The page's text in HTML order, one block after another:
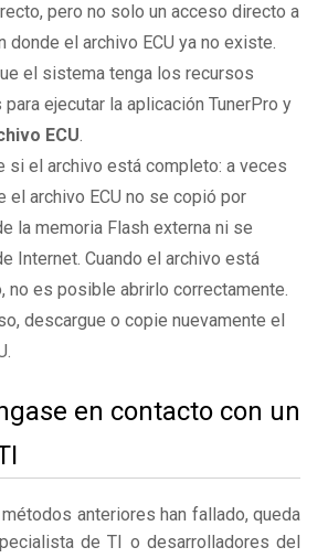
pero no solo un acceso directo a
donde el archivo ECU ya no existe.
el sistema tenga los recursos
ejecutar la aplicación TunerPro y
ECU.
si el archivo está completo: a veces
el archivo ECU no se copió por
la memoria Flash externa ni se
Internet. Cuando el archivo está
no es posible abrirlo correctamente.
descargue o copie nuevamente el
en contacto con un
anteriores han fallado, queda
de TI o desarrolladores del